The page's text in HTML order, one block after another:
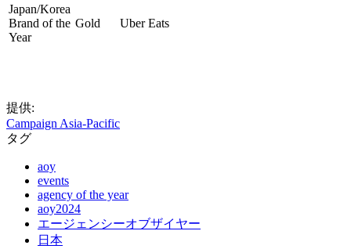
Japan/Korea
Brand of the
Year
Gold Uber Eats
提供:
Campaign Asia-Pacific
タグ
aoy
events
agency of the year
aoy2024
エージェンシーオブザイヤー
日本